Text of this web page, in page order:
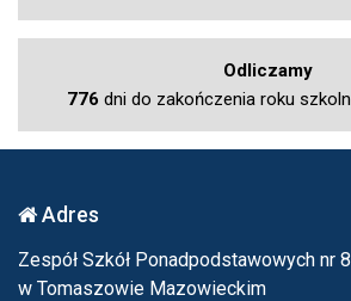
Odliczamy
776 dni do zakończenia roku
Adres
Zespół Szkół Ponadpodstawowych nr 8
w Tomaszowie Mazowieckim